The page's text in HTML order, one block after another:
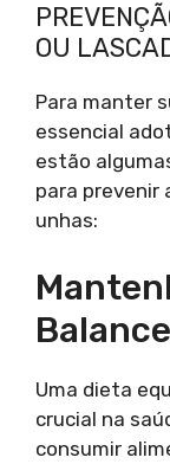
OU
Para manter
essencial
estão
para prevenir
unhas:
Uma dieta
crucial na
consumir